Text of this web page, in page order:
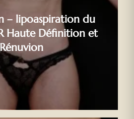
– lipoaspiration du
Haute Définition et
Rénuvion